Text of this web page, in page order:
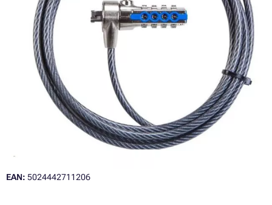
EAN: 5024442711206